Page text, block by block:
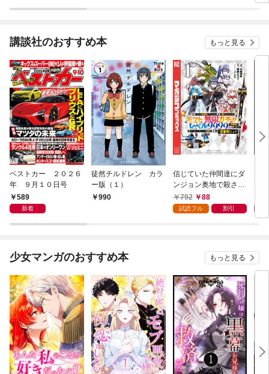
講談社のおすすめ本 もっと見る
ベストカー ２０２６
年 ９月１０日号
589
新着
徒然チルドレン カラ
ー版（１）
990
信じていた仲間達にダ
ンジョン奥地で殺され
かけたがギフト『無限
ガチャ』でレベル９９
『ざまぁ！』します！
792 88
試読フル 割引
少女マンガのおすすめ本 もっと見る